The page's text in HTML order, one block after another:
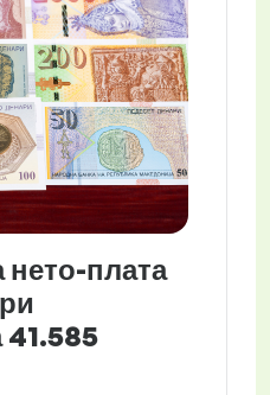
нето-плата
41.585